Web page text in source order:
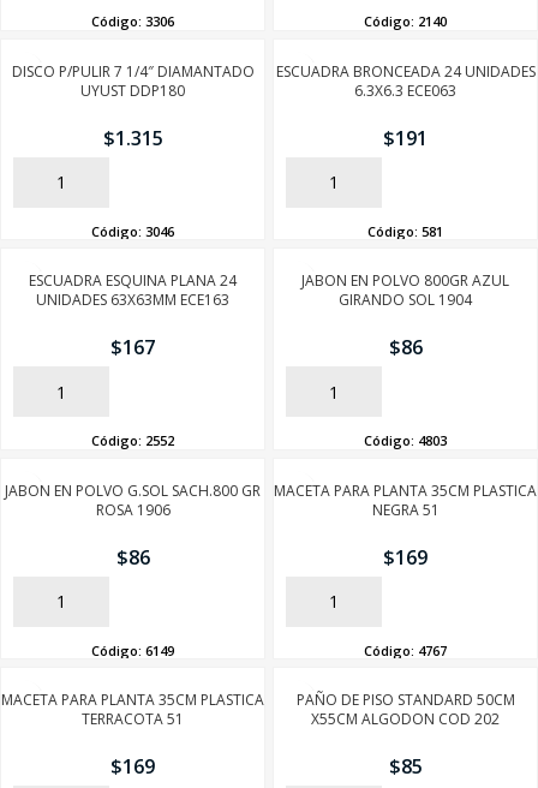
Código: 3306 Código: 2140
DISCO P/PULIR 7 1/4″ DIAMANTADO
UYUST DDP180
$1.315
AÑADIR
Código: 3046
ESCUADRA BRONCEADA 24 UNIDADES
6.3X6.3 ECE063
$191
AÑADIR
Código: 581
ESCUADRA ESQUINA PLANA 24
UNIDADES 63X63MM ECE163
$167
AÑADIR
Código: 2552
JABON EN POLVO 800GR AZUL
GIRANDO SOL 1904
$86
AÑADIR
Código: 4803
JABON EN POLVO G.SOL SACH.800 GR
ROSA 1906
$86
AÑADIR
Código: 6149
MACETA PARA PLANTA 35CM PLASTICA
NEGRA 51
$169
AÑADIR
Código: 4767
MACETA PARA PLANTA 35CM PLASTICA
TERRACOTA 51
$169
PAÑO DE PISO STANDARD 50CM
X55CM ALGODON COD 202
$85